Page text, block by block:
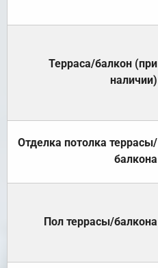
Терраса/балкон (при
наличии)
Отделка потолка террасы/
балкона
Пол террасы/балкона